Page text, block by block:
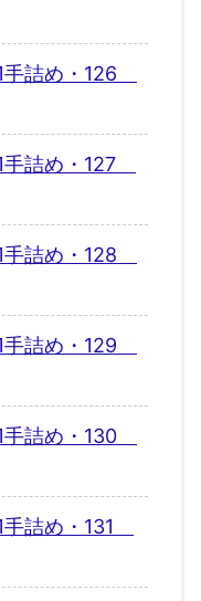
詰め・126
詰め・127
詰め・128
詰め・129
詰め・130
詰め・131